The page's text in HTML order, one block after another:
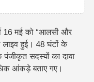
16 मई को “आलसी और
लाइव हुई। 48 घंटों के
सदस्यों का दावा
आंकड़े बताए गए।